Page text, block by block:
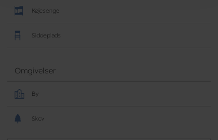
Køjesenge
Siddeplads
Omgivelser
By
Skov